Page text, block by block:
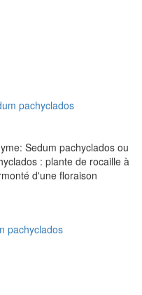
Sedum pachyclados ou
: plante de rocaille à
d'une floraison
pachyclados